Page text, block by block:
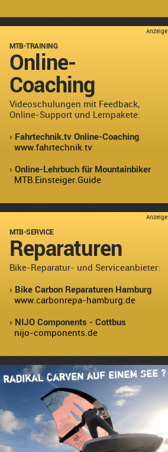
Anzeige
MTB-TRAINING
Online-
Coaching
Videoschulungen mit Feedback,
Online-Support und Lernpakete:
› Fahrtechnik.tv Online-Coaching
www.fahrtechnik.tv
› Online-Lehrbuch für Mountainbiker
MTB.Einsteiger.Guide
Anzeige
MTB-SERVICE
Reparaturen
Bike-Reparatur- und Serviceanbieter:
› Bike Carbon Reparaturen Hamburg
www.carbonrepa-hamburg.de
› NIJO Components - Cottbus
nijo-components.de